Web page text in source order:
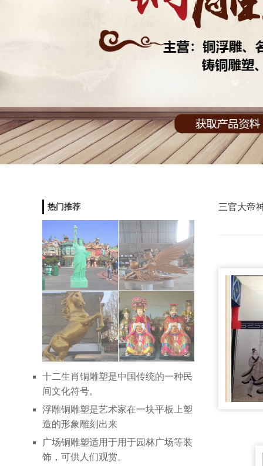
三官大帝
热门推荐
十二生肖铜雕塑是中国传统的一种民
间文化符号。
浮雕铜雕塑是艺术家在一块平板上塑
造的形象雕刻出来
广场铜雕塑适用于用于园林广场等装
饰，可供人们观赏。